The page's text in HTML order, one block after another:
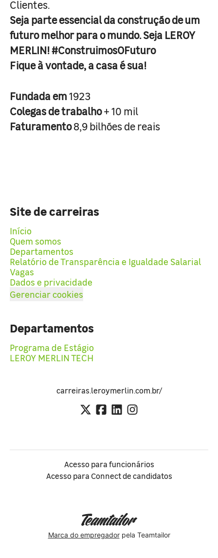
Clientes.
Seja parte essencial da construção de um
futuro melhor para o mundo. Seja LEROY
MERLIN! #ConstruimosOFuturo
Fique à vontade, a casa é sua!
Fundada em1923
Colegas de trabalho+ 10 mil
Faturamento8,9 bilhões de reais
Site de carreiras
Início
Quem somos
Departamentos
Relatório de Transparência e Igualdade Salarial
Vagas
Dados e privacidade
Gerenciar cookies
Departamentos
Programa de Estágio
LEROY MERLIN TECH
carreiras.leroymerlin.com.br/
Acesso para funcionários
Acesso para Connect de candidatos
Marca do empregadorpela Teamtailor